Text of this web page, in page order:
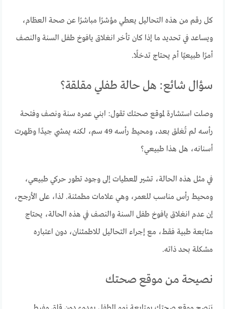
كل رقم من هذه التحاليل يعطي مؤشرًا مباشرًا عن صحة العظام،
ويساعد في تحديد ما إذا كان تأخر انغلاق يافوخ طفل السنة والنصف
أمرًا طبيعيًا أم يحتاج تدخلًا.
سؤال شائع: هل حالة طفلي مقلقة؟
وصلت استشارة لموقع صحتك تقول: ابني عمره سنة ونصف وفتحة
رأسه لم تُغلق بعد، ومحيط رأسه 49 سم، لكنه يمشي جيدًا وظهرت
أسنانه، هل هذا طبيعي؟
في مثل هذه الحالة، تشير المعطيات إلى وجود تطور حركي طبيعي،
ومحيط رأس مناسب للعمر، وهي علامات مطمئنة. لذا، على الأرجح،
إن عدم انغلاق يافوخ طفل السنة والنصف في هذه الحالة، يحتاج
متابعة طبية فقط، مع إجراء التحاليل للاطمئنان، دون اعتباره
مشكلة بحد ذاته.
نصيحة من موقع صحتك